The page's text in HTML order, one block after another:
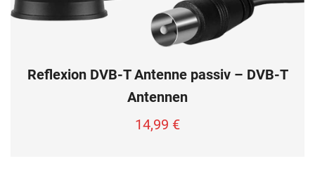
Reflexion DVB-T Antenne passiv – DVB-T
Antennen
14,99 €